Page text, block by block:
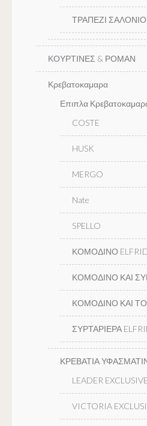
ΤΡΑΠΕΖΙ
ΚΟΥΡΤΙΝΕΣ & ΡΟΜΑΝ
Κρεβατοκαμαρα
Επιπλα
COSTE
HUSK
MERGO
Nate
SPELLO
ΚΟΜΟΔΙΝΟ
ΚΟΜΟΔΙΝΟ ΚΑΙ
ΚΟΜΟΔΙΝΟ ΚΑΙ
ΣΥΡΤΑΡΙΕΡΑ
ΚΡΕΒΑΤΙΑ
LEADER EXCLUSIVE
VICTORIA